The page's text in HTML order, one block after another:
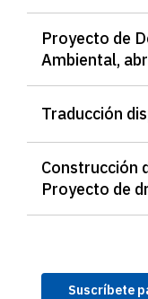
Proyecto de
Ambiental,
Traducción
Construcción
Proyecto de
Suscríbete